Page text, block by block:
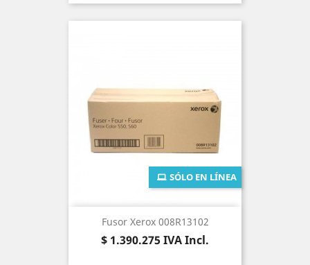
Fusor Xerox 008R13102
Precio
$ 1.390.275IVA Incl.
SÓLO EN LÍNEA